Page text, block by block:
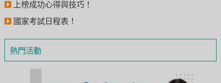
上榜成功心得與技巧！
國家考試日程表！
熱門活動